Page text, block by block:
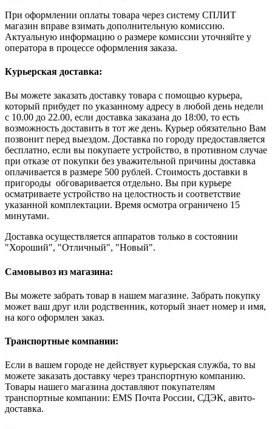
При оформлении оплаты товара через систему СПЛИТ
магазин вправе взимать дополнительную комиссию.
Актуальную информацию о размере комиссии уточняйте у
оператора в процессе оформления заказа.
Курьерская доставка:
Вы можете заказать доставку товара с помощью курьера,
который прибудет по указанному адресу в любой день недели
с 10.00 до 22.00, если доставка заказана до 18:00, то есть
возможность доставить в тот же день. Курьер обязательно Вам
позвонит перед выездом. Доставка по городу предоставляется
бесплатно, если вы покупаете устройство, в противном случае
при отказе от покупки без уважительной причины доставка
оплачивается в размере 500 рублей. Стоимость доставки в
пригороды обговаривается отдельно. Вы при курьере
осматриваете устройство на целостность и соответствие
указанной комплектации. Время осмотра ограничено 15
минутами.
Доставка осуществляется аппаратов только в состоянии
"Хороший", "Отличный", "Новый".
Самовывоз из магазина:
Вы можете забрать товар в нашем магазине. Забрать покупку
может ваш друг или родственник, который знает номер и имя,
на кого оформлен заказ.
Транспортные компании:
Если в вашем городе не действует курьерская служба, то вы
можете заказать доставку через транспортную компанию.
Товары нашего магазина доставляют покупателям
транспортные компании: EMS Почта России, СДЭК, авито-
доставка.